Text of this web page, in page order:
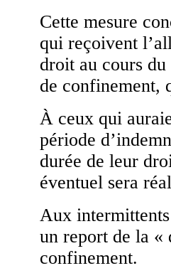
Cette mesure
qui reçoivent
droit au cours
de confinement,
À ceux qui
période
durée de leur
éventuel sera
Aux
un report de la «
confinement.